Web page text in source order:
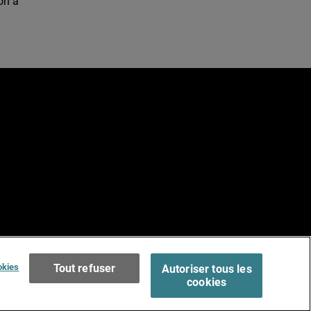
of Use >Tout refuser
Autoriser tous les
cookies